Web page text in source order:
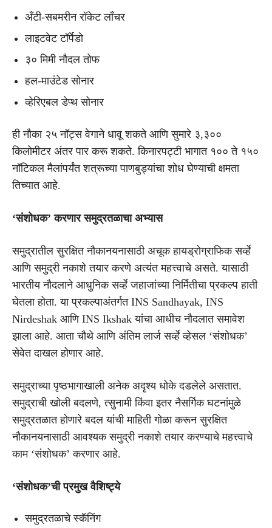
अँटी-सबमरीन रॉकेट लाँचर
लाइटवेट टॉर्पेडो
३० मिमी नौदल तोफ
हल-माउंटेड सोनार
व्हेरिएबल डेप्थ सोनार
ही नौका २५ नॉट्स वेगाने धावू शकते आणि सुमारे ३,३००
किलोमीटर अंतर पार करू शकते. किनारपट्टी भागात १०० ते १५०
नॉटिकल मैलांपर्यंत शत्रूच्या पाणबुड्यांचा शोध घेण्याची क्षमता
तिच्यात आहे.
‘संशोधक’ करणार समुद्रतळाचा अभ्यास
समुद्रातील सुरक्षित नौकानयनासाठी अचूक हायड्रोग्राफिक सर्व्हे
आणि समुद्री नकाशे तयार करणे अत्यंत महत्त्वाचे असते. यासाठी
भारतीय नौदलाने आधुनिक सर्व्हे जहाजांच्या निर्मितीचा प्रकल्प हाती
घेतला होता. या प्रकल्पाअंतर्गत INS Sandhayak, INS
Nirdeshak आणि INS Ikshak यांचा आधीच नौदलात समावेश
झाला आहे. आता चौथे आणि अंतिम लार्ज सर्व्हे व्हेसल ‘संशोधक’
सेवेत दाखल होणार आहे.
समुद्राच्या पृष्ठभागाखाली अनेक अदृश्य धोके दडलेले असतात.
समुद्राची खोली बदलणे, त्सुनामी किंवा इतर नैसर्गिक घटनांमुळे
समुद्रतळात होणारे बदल यांची माहिती गोळा करून सुरक्षित
नौकानयनासाठी आवश्यक समुद्री नकाशे तयार करण्याचे महत्त्वाचे
काम ‘संशोधक’ करणार आहे.
‘संशोधक’ची प्रमुख वैशिष्ट्ये
समुद्रतळाचे स्कॅनिंग